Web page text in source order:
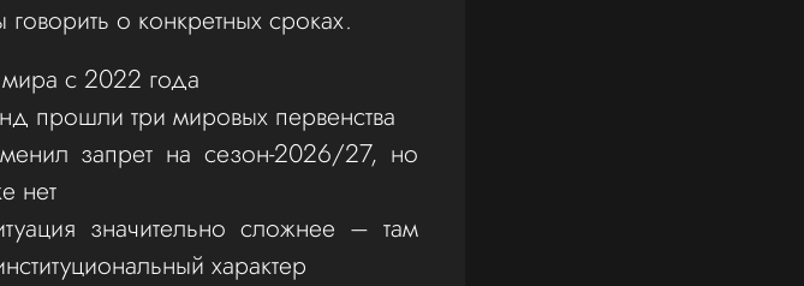
о конкретных сроках.
мира с 2022 года
прошли три мировых первенства
запрет на сезон-2026/27, но
нет
значительно сложнее – там
характер